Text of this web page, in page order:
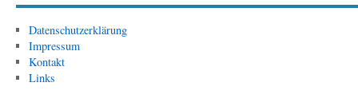
Datenschutzerklärung
Impressum
Kontakt
Links